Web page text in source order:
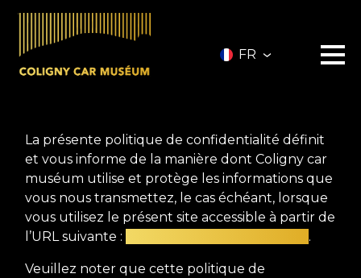
FR
Les véhicules
A vendre
Investir
Nos services
Privatisation
A propos
Partenaires
Infos pratiques
La présente politique de confidentialité définit
et vous informe de la manière dont Coligny car
muséum utilise et protège les informations que
vous nous transmettez, le cas échéant, lorsque
vous utilisez le présent site accessible à partir de
l’URL suivante :
.
Veuillez noter que cette politique de